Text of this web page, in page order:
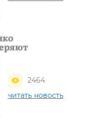
2464
читать новость